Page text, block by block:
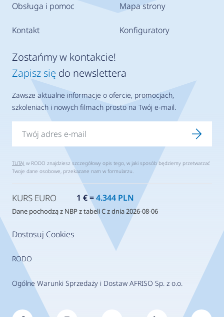
Obsługa i pomoc
Kontakt
Mapa strony
Konfiguratory
Dostosuj Cookies
RODO
Ogólne Warunki Sprzedaży i Dostaw AFRISO Sp. z o.o.
Zostańmy w kontakcie!
Zapisz się do newslettera
Zawsze aktualne informacje o ofercie, promocjach,
szkoleniach i nowych filmach prosto na Twój e-mail.
TUTAJ w RODO znajdziesz szczegółowy opis tego, w jaki sposób będziemy przetwarzać
Twoje dane osobowe, przekazane nam w formularzu.
KURS EURO 1 € =4.344 PLN
Dane pochodzą z NBP z tabeli C z dnia 2026-08-06